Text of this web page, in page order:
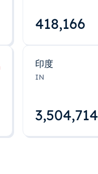
418,167
印度
IN
3,504,715